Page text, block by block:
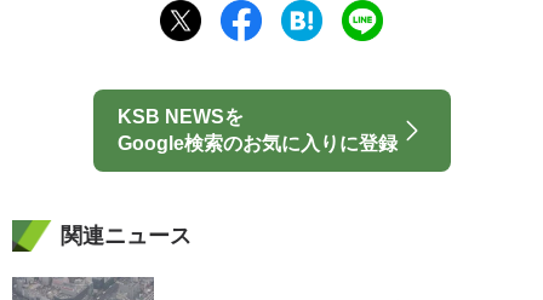
KSB NEWSを
Google検索のお気に入りに登録
関連ニュース